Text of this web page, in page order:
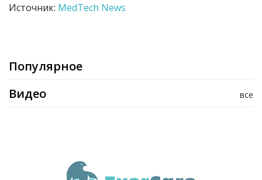
Источник: MedTech News
Популярное
все
Видео